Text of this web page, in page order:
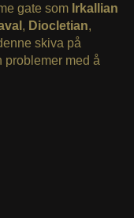
gate som Irkallian
, Diocletian,
skiva på
problemer med å